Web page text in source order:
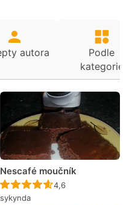
autora
Podle
kategorie
Nescafé moučník
Recept ještě nebyl
4,6
sykynda